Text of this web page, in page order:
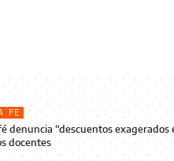
FE
denuncia “descuentos exagerados
docentes